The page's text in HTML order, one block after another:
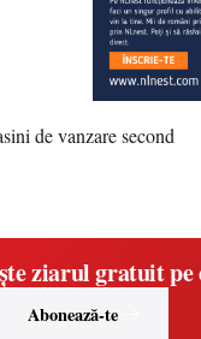
ziarul gratuit pe
Abonează-te